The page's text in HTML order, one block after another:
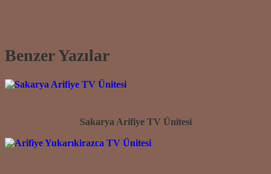
Benzer Yazılar
Sakarya Arifiye TV Ünitesi